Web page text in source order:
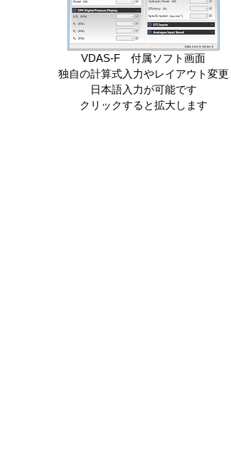
VDAS-F 付属ソフト画面
独自の計算式入力やレイアウト変更
日本語入力が可能です
クリックすると拡大します